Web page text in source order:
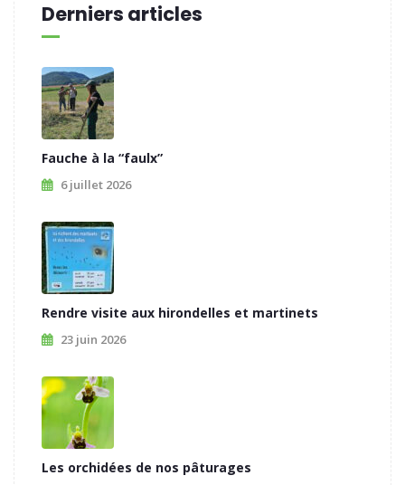
Derniers articles
Fauche à la “faulx”
6 juillet 2026
Rendre visite aux hirondelles et martinets
23 juin 2026
Les orchidées de nos pâturages